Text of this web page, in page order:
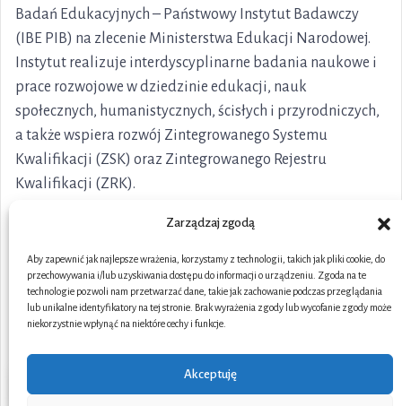
Zarządzaj zgodą
Aby zapewnić jak najlepsze wrażenia, korzystamy z technologii, takich jak pliki cookie, do
przechowywania i/lub uzyskiwania dostępu do informacji o urządzeniu. Zgoda na te
technologie pozwoli nam przetwarzać dane, takie jak zachowanie podczas przeglądania
lub unikalne identyfikatory na tej stronie. Brak wyrażenia zgody lub wycofanie zgody może
niekorzystnie wpłynąć na niektóre cechy i funkcje.
Akceptuję
Badań Edukacyjnych – Państwowy Instytut Badawczy
(IBE PIB) na zlecenie Ministerstwa Edukacji Narodowej.
Instytut realizuje interdyscyplinarne badania naukowe i
prace rozwojowe w dziedzinie edukacji, nauk
społecznych, humanistycznych, ścisłych i przyrodniczych,
a także wspiera rozwój Zintegrowanego Systemu
Kwalifikacji (ZSK) oraz Zintegrowanego Rejestru
Kwalifikacji (ZRK).